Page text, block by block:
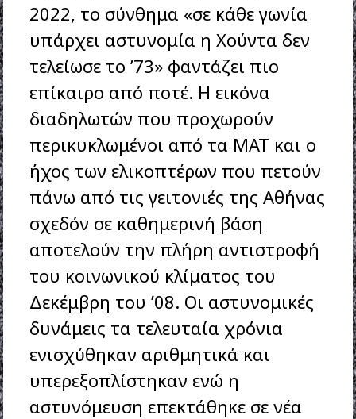
2022, το σύνθημα «σε κάθε γωνία
υπάρχει αστυνομία η Χούντα δεν
τελείωσε το ’73» φαντάζει πιο
επίκαιρο από ποτέ. Η εικόνα
διαδηλωτών που προχωρούν
περικυκλωμένοι από τα ΜΑΤ και ο
ήχος των ελικοπτέρων που πετούν
πάνω από τις γειτονιές της Αθήνας
σχεδόν σε καθημερινή βάση
αποτελούν την πλήρη αντιστροφή
του κοινωνικού κλίματος του
Δεκέμβρη του ’08. Οι αστυνομικές
δυνάμεις τα τελευταία χρόνια
ενισχύθηκαν αριθμητικά και
υπερεξοπλίστηκαν ενώ η
αστυνόμευση επεκτάθηκε σε νέα